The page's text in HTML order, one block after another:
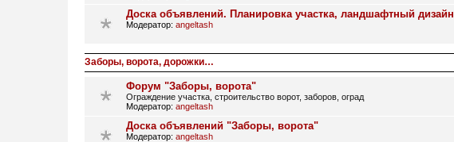
Доска объявлений. Планировка участка, ландшафтный дизайн
Модератор: angeltash
Заборы, ворота, дорожки…
Форум "Заборы, ворота"
Ограждение участка, строительство ворот, заборов, оград
Модератор: angeltash
Доска объявлений "Заборы, ворота"
Модератор: angeltash